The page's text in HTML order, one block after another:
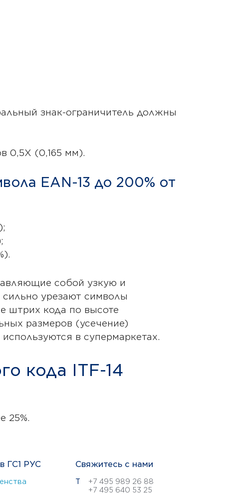
знак-ограничитель должны
0,5Х (0,165 мм).
EAN-13 до 200% от
собой узкую и
сильно урезают символы
штрих кода по высоте
размеров (усечение)
в супермаркетах.
кода ITF-14
25%.
ГС1 РУС Свяжитесь с нами
Т
+7 495 989 26 88
+7 495 640 53 25